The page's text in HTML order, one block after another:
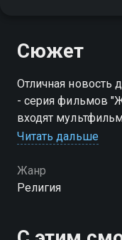
Сюжет
Отличная новость
- серия фильмов
входят
"Серафим
Посмотреть
Читать дальше
Жанр
Религия